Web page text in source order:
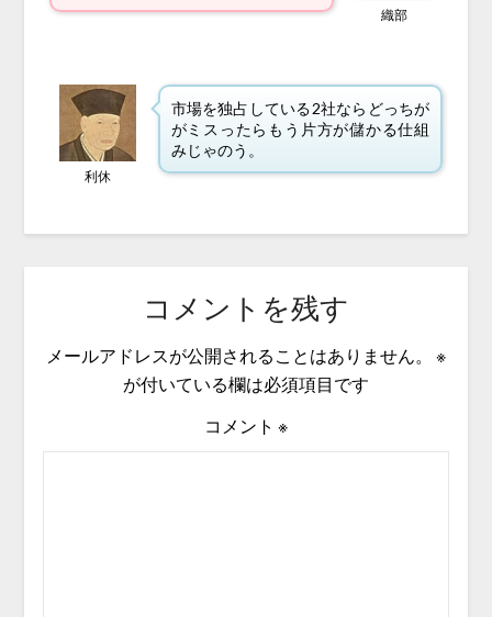
織部
利休
市場を独占している2社ならどっちが
がミスったらもう片方が儲かる仕組
みじゃのう。
コメントを残す
メールアドレスが公開されることはありません。
※
が付いている欄は必須項目です
コメント ※